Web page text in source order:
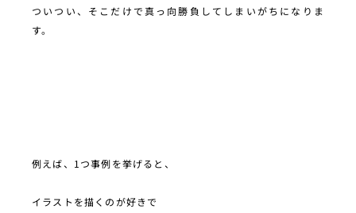
ついつい、そこだけで真っ向勝負してしまいがちになりま
す。
例えば、1つ事例を挙げると、
イラストを描くのが好きで